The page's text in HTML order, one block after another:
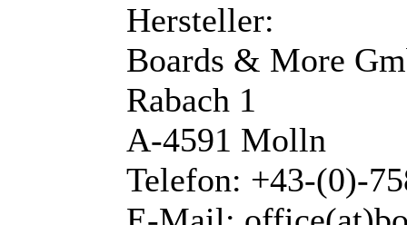
Hersteller:
Boards & More
Rabach 1
A-4591 Molln
Telefon: +43-(0)-